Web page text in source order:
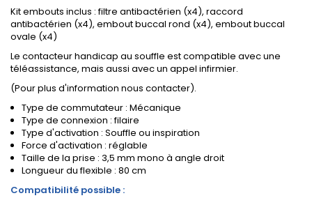
Kit embouts inclus : filtre antibactérien (x4), raccord
antibactérien (x4), embout buccal rond (x4), embout buccal
ovale (x4)
Le contacteur handicap au souffle est compatible avec une
téléassistance, mais aussi avec un appel infirmier.
(Pour plus d'information nous contacter).
Type de commutateur : Mécanique
Type de connexion : filaire
Type d'activation : Souffle ou inspiration
Force d'activation : réglable
Taille de la prise : 3,5 mm mono à angle droit
Longueur du flexible : 80 cm
Compatibilité possible :